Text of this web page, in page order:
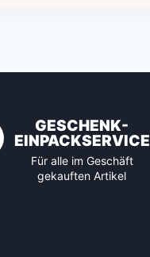
GESCHENK-
EINPACKSERVICE
Für alle im Geschäft
gekauften Artikel